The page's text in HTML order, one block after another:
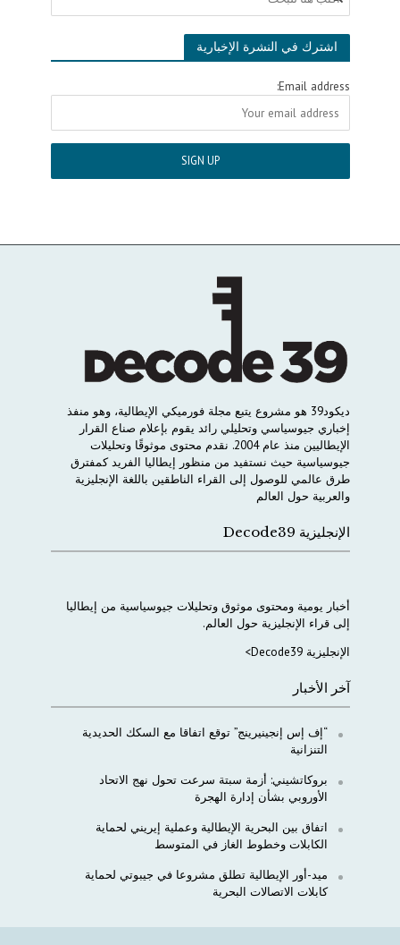
اشترك في النشرة الإخبارية
Email address:
ديكود39 هو مشروع يتبع مجلة فورميكي الإيطالية، وهو منفذ
إخباري جيوسياسي وتحليلي رائد يقوم بإعلام صناع القرار
الإيطاليين منذ عام 2004. نقدم محتوى موثوقًا وتحليلات
جيوسياسية حيث نستفيد من منظور إيطاليا الفريد كمفترق
طرق عالمي للوصول إلى القراء الناطقين باللغة الإنجليزية
والعربية حول العالم
الإنجليزية Decode39
أخبار يومية ومحتوى موثوق وتحليلات جيوسياسية من إيطاليا
إلى قراء الإنجليزية حول العالم.
الإنجليزية Decode39>
آخر الأخبار
“إف إس إنجينيرينج” توقع اتفاقا مع السكك الحديدية
التنزانية
بروكاتشيني: أزمة سبتة سرعت تحول نهج الاتحاد
الأوروبي بشأن إدارة الهجرة
اتفاق بين البحرية الإيطالية وعملية إيريني لحماية
الكابلات وخطوط الغاز في المتوسط
ميد-أور الإيطالية تطلق مشروعا في جيبوتي لحماية
كابلات الاتصالات البحرية